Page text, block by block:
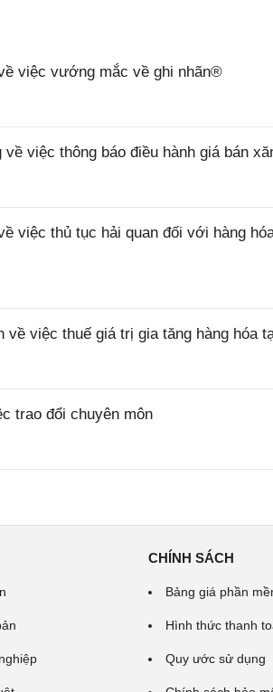
việc vướng mắc về ghi nhãn®
việc thông báo điều hành giá bán
việc thủ tục hải quan đối với hàng
việc thuế giá trị gia tăng hàng hóa
trao đổi chuyên môn
CHÍNH SÁCH
Bảng giá phần
Hình thức thanh
Quy ước sử dụng